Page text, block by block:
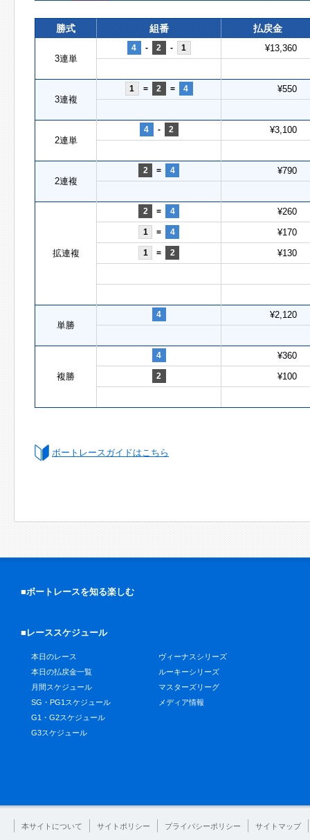
勝式 組番 払戻金
3連単
4 - 2 - 1 ¥13,360
3連複
1 = 2 = 4 ¥550
2連単
4 - 2 ¥3,100
2連複
2 = 4 ¥790
拡連複
2 = 4 ¥260
1 = 4 ¥170
1 = 2 ¥130
単勝
4 ¥2,120
複勝
4 ¥360
2 ¥100
ボートレースガイドはこちら
■ボートレースを知る楽しむ
■レーススケジュール
本日のレース
本日の払戻金一覧
月間スケジュール
SG・PG1スケジュール
G1・G2スケジュール
G3スケジュール
ヴィーナスシリーズ
ルーキーシリーズ
マスターズリーグ
メディア情報
本サイトについて サイトポリシー プライバシーポリシー サイトマップ